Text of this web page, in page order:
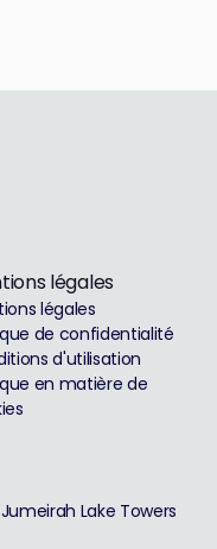
légales
légales
de confidentialité
d'utilisation
en matière de
Lake Towers